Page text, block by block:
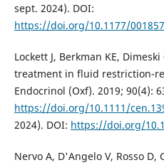
sept. 2024). DOI:
https://doi.org/10.1177/
Lockett J, Berkman KE,
treatment in fluid restriction-
Endocrinol (Oxf). 2019; 90(4):
https://doi.org/10.1111/
2024). DOI: https://doi.org/
Nervo A, D'Angelo V, Rosso D,